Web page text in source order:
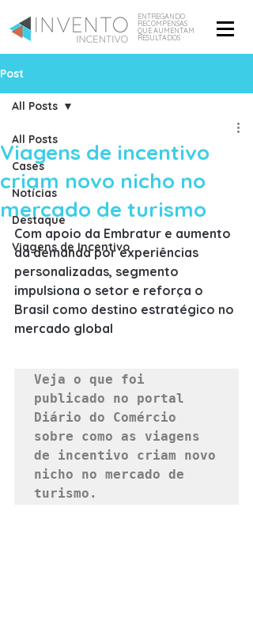
ENTREGANDO
RECOMPENSAS
QUE AUMENTAM
RESULTADOS
Post
All Posts
Cases
Notícias
Destaque
Viagens de Incentivo
All Posts
Viagens de incentivo
criam novo nicho no
mercado de turismo
Com apoio da Embratur e aumento
da demanda por experiências
personalizadas, segmento
impulsiona o setor e reforça o
Brasil como destino estratégico no
mercado global
Veja o que foi
publicado no portal
Diário do Comércio
sobre como as viagens
de incentivo criam novo
nicho no mercado de
turismo.